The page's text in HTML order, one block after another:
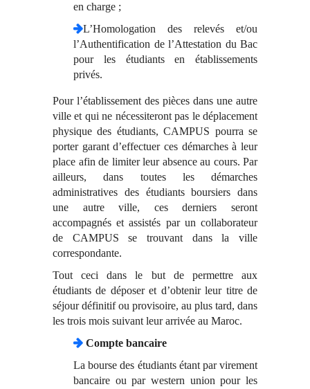
en charge ;
L’Homologation des relevés et/ou
l’Authentification de l’Attestation du Bac
pour les étudiants en établissements
privés.
Pour l’établissement des pièces dans une autre
ville et qui ne nécessiteront pas le déplacement
physique des étudiants, CAMPUS pourra se
porter garant d’effectuer ces démarches à leur
place afin de limiter leur absence au cours. Par
ailleurs, dans toutes les démarches
administratives des étudiants boursiers dans
une autre ville, ces derniers seront
accompagnés et assistés par un collaborateur
de CAMPUS se trouvant dans la ville
correspondante.
Tout ceci dans le but de permettre aux
étudiants de déposer et d’obtenir leur titre de
séjour définitif ou provisoire, au plus tard, dans
les trois mois suivant leur arrivée au Maroc.
Compte bancaire
La bourse des étudiants étant par virement
bancaire ou par western union pour les